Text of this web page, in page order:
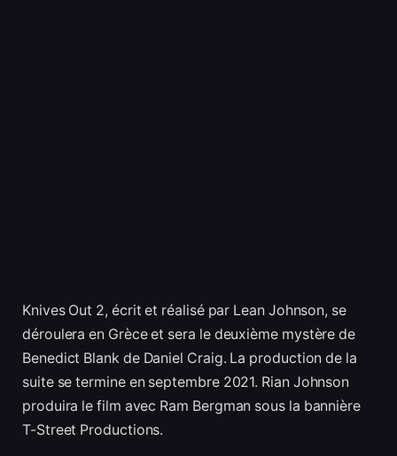
Knives Out 2, écrit et réalisé par Lean Johnson, se
déroulera en Grèce et sera le deuxième mystère de
Benedict Blank de Daniel Craig. La production de la
suite se termine en septembre 2021. Rian Johnson
produira le film avec Ram Bergman sous la bannière
T-Street Productions.